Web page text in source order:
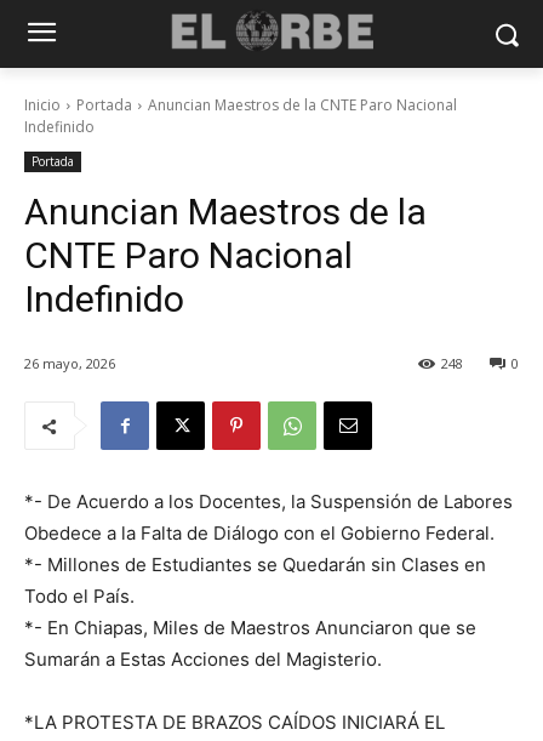
Inicio Portada
Anuncian Maestros de la CNTE Paro Nacional
Indefinido
Portada
Anuncian Maestros de la
CNTE Paro Nacional
Indefinido
26 mayo, 2026 0
248
*- De Acuerdo a los Docentes, la Suspensión de Labores
Obedece a la Falta de Diálogo con el Gobierno Federal.
*- Millones de Estudiantes se Quedarán sin Clases en
Todo el País.
*- En Chiapas, Miles de Maestros Anunciaron que se
Sumarán a Estas Acciones del Magisterio.
*LA PROTESTA DE BRAZOS CAÍDOS INICIARÁ EL